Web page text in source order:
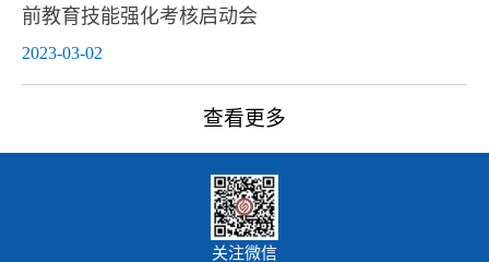
前教育技能强化考核启动会
2023-03-02
查看更多
关注微信